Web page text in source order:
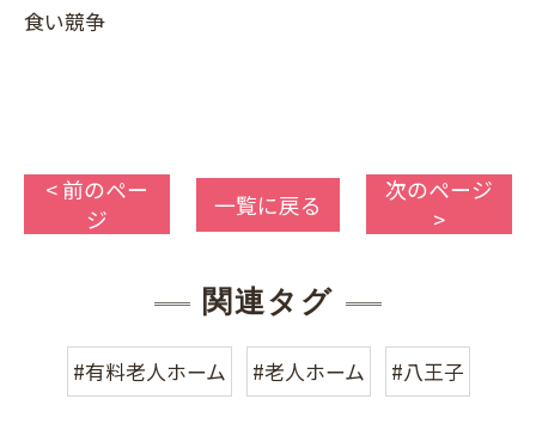
食い競争
< 前のペー
ジ
一覧に戻る
次のページ
>
関連タグ
#有料老人ホーム #老人ホーム #八王子